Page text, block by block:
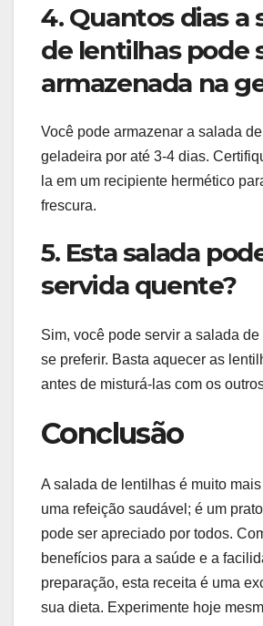
4. Quantos dias a
de lentilhas pode
armazenada na
Você pode armazenar a salada
geladeira por até 3-4 dias.
la em um recipiente hermético
frescura.
5. Esta salada
servida quente?
Sim, você pode servir a salada
se preferir. Basta aquecer as
antes de misturá-las com os
Conclusão
A salada de lentilhas é muito
uma refeição saudável; é um
pode ser apreciado por todos.
benefícios para a saúde e a
preparação, esta receita é uma
sua dieta. Experimente hoje